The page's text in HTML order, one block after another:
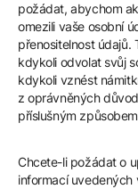
požádat, abychom
omezili vaše osobní
přenositelnost údajů.
kdykoli odvolat svůj
kdykoli vznést
z oprávněných
příslušným
Chcete-li požádat o
informací